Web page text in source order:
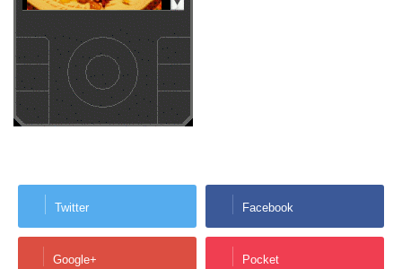
Twitter Facebook
Google+ Pocket